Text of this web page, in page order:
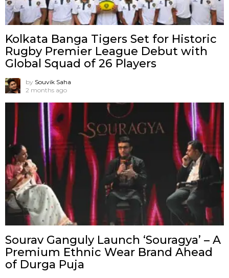
Kolkata Banga Tigers Set for Historic
Rugby Premier League Debut with
Global Squad of 26 Players
by Souvik Saha
2 months ago
Sourav Ganguly Launch ‘Souragya’ – A
Premium Ethnic Wear Brand Ahead
of Durga Puja